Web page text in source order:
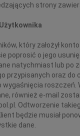
strony
który założył
poprosić o jego
natychmiast lub po
przypisanych oraz do
wygaśnięcia roszczeń.
również e-mail
Odtworzenie
będzie musiał
dane.